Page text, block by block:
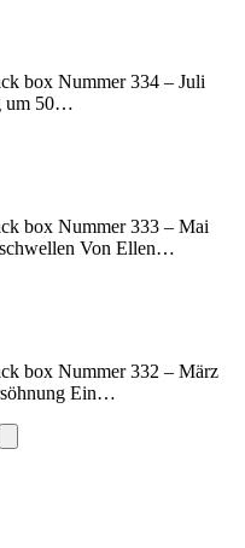
box Nummer 334 – Juli
um 50…
box Nummer 333 – Mai
Von Ellen…
box Nummer 332 – März
Ein…